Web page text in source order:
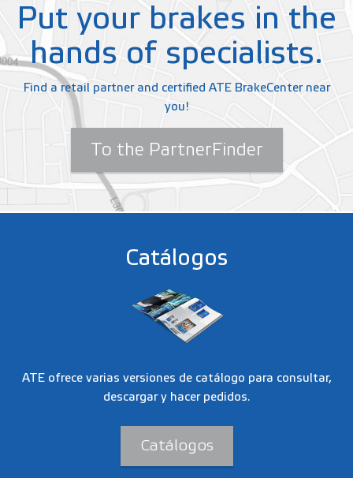
Put your brakes in the
hands of specialists.
Find a retail partner and certified ATE BrakeCenter near
you!
To the PartnerFinder
Catálogos
ATE ofrece varias versiones de catálogo para consultar,
descargar y hacer pedidos.
Catálogos